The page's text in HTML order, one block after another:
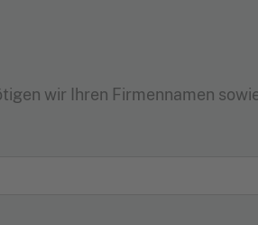
wir Ihren Firmennamen